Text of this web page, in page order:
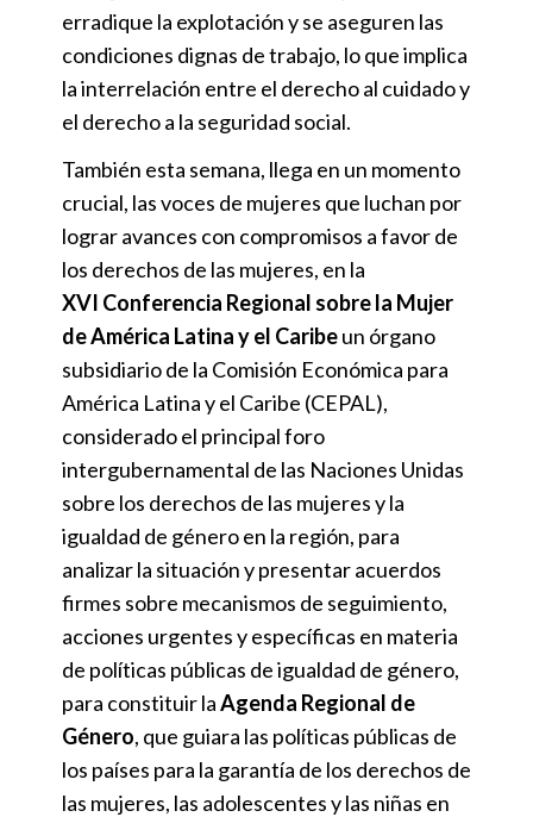
erradique la explotación y se aseguren las
condiciones dignas de trabajo, lo que implica
la interrelación entre el derecho al cuidado y
el derecho a la seguridad social.
También esta semana, llega en un momento
crucial, las voces de mujeres que luchan por
lograr avances con compromisos a favor de
los derechos de las mujeres, en la
XVI Conferencia Regional sobre la Mujer
de América Latina y el Caribeun órgano
subsidiario de la Comisión Económica para
América Latina y el Caribe (CEPAL),
considerado el principal foro
intergubernamental de las Naciones Unidas
sobre los derechos de las mujeres y la
igualdad de género en la región, para
analizar la situación y presentar acuerdos
firmes sobre mecanismos de seguimiento,
acciones urgentes y específicas en materia
de políticas públicas de igualdad de género,
para constituir laAgenda Regional de
Género, que guiara las políticas públicas de
los países para la garantía de los derechos de
las mujeres, las adolescentes y las niñas en